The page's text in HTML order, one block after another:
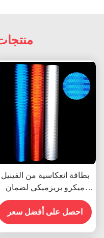
بطاقة انعكاسية من الفينيل
ميكرو بريزميكي لضمان
السلامة المرورية
احصل على أفضل سعر